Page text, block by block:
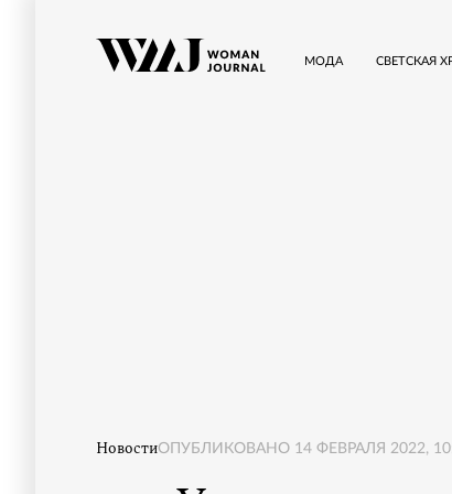
МОДА СВЕТСКАЯ
НовостиОПУБЛИКОВАНО 14 ФЕВРАЛЯ 2022,